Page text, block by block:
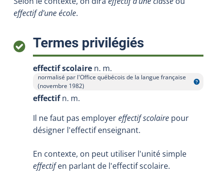
effectif d'une école.
Termes privilégiés:
effectif scolaire n. m.
normalisé par l'Office québécois de la langue française
(novembre 1982)
Afficher l'infobulle
effectif n. m.
Il ne faut pas employereffectif scolaire pour
désigner l'effectif enseignant.
En contexte, on peut utiliser l'unité simple
effectifen parlant de l'effectif scolaire.